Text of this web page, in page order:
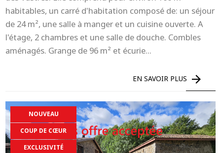
Recherche par référence
habitables, un carré d'habitation composé de: un séjour
de 24 m², une salle à manger et un cuisine ouverte. A
l'étage, 2 chambres et une salle de douche. Combles
aménagés. Grange de 96 m² et écurie...
EN SAVOIR PLUS
NOUVEAU
COUP DE CŒUR
EXCLUSIVITÉ